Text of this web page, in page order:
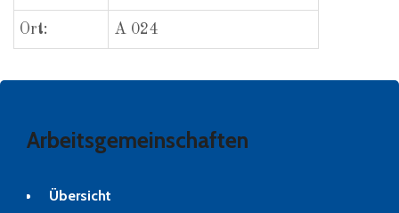
Ort: A 024
Arbeitsgemeinschaften
Übersicht